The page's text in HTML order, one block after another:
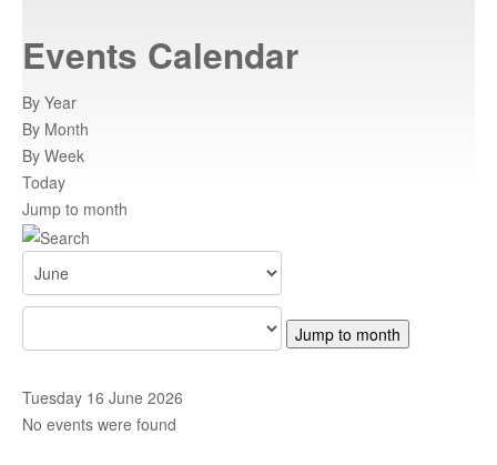
Atracții turistice
istoricul orasului
Informatii
informatii utile
Rent a car
inchiriaza o masina
Centre de promovare
retea nationala de informare
HARTA C.N.I.P.T
trimiteti un mesaj
Events Calendar
By Year
By Month
By Week
Today
Jump to month
Jump to month
Tuesday 16 June 2026
No events were found